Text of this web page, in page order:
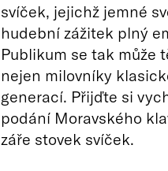
svíček, jejichž jemné
hudební zážitek plný
Publikum se tak může
nejen milovníky
generací. Přijďte si
podání Moravského
záře stovek svíček.